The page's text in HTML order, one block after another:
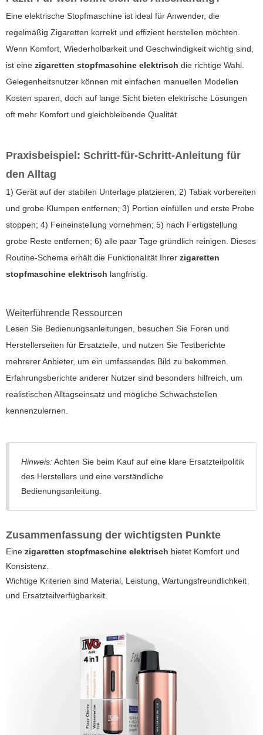
Eine elektrische Stopfmaschine ist ideal für Anwender, die
regelmäßig Zigaretten korrekt und effizient herstellen möchten.
Wenn Komfort, Wiederholbarkeit und Geschwindigkeit wichtig sind,
ist eine zigaretten stopfmaschine elektrisch die richtige Wahl.
Gelegenheitsnutzer können mit einfachen manuellen Modellen
Kosten sparen, doch auf lange Sicht bieten elektrische Lösungen
oft mehr Komfort und gleichbleibende Qualität.
Praxisbeispiel: Schritt-für-Schritt-Anleitung für
den Alltag
1) Gerät auf der stabilen Unterlage platzieren; 2) Tabak vorbereiten
und grobe Klumpen entfernen; 3) Portion einfüllen und erste Probe
stoppen; 4) Feineinstellung vornehmen; 5) nach Fertigstellung
grobe Reste entfernen; 6) alle paar Tage gründlich reinigen. Dieses
Routine-Schema erhält die Funktionalität Ihrer zigaretten
stopfmaschine elektrisch langfristig.
Weiterführende Ressourcen
Lesen Sie Bedienungsanleitungen, besuchen Sie Foren und
Herstellerseiten für Ersatzteile, und nutzen Sie Testberichte
mehrerer Anbieter, um ein umfassendes Bild zu bekommen.
Erfahrungsberichte anderer Nutzer sind besonders hilfreich, um
realistischen Alltagseinsatz und mögliche Schwachstellen
kennenzulernen.
Hinweis:Achten Sie beim Kauf auf eine klare Ersatzteilpolitik
des Herstellers und eine verständliche
Bedienungsanleitung.
Zusammenfassung der wichtigsten Punkte
Eine zigaretten stopfmaschine elektrisch bietet Komfort und
Konsistenz.
Wichtige Kriterien sind Material, Leistung, Wartungsfreundlichkeit
und Ersatzteilverfügbarkeit.